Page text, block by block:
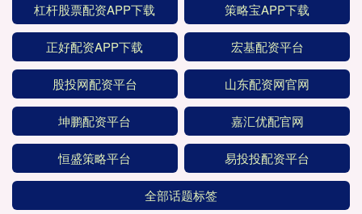
杠杆股票配资APP下载 策略宝APP下载
正好配资APP下载 宏基配资平台
股投网配资平台 山东配资网官网
坤鹏配资平台 嘉汇优配官网
恒盛策略平台 易投投配资平台
全部话题标签